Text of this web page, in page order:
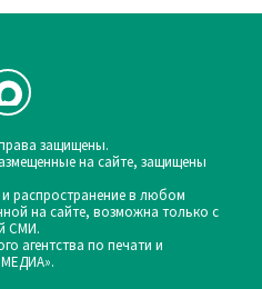
защищены.
на сайте, защищены
распространение в любом
на сайте, возможна только с
СМИ.
агентства по печати и